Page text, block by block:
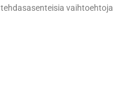
vaihtoehtoja